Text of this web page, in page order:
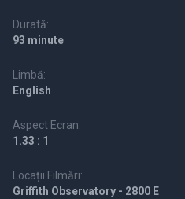
Durată:
93 minute
Limbă:
English
Aspect Ecran:
1.33 : 1
Locații Filmări:
Griffith Observatory - 2800 E